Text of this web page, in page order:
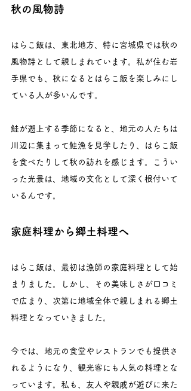
秋の風物詩
はらこ飯は、東北地方、特に宮城県では秋の
風物詩として親しまれています。私が住む岩
手県でも、秋になるとはらこ飯を楽しみにし
ている人が多いんです。
鮭が遡上する季節になると、地元の人たちは
川辺に集まって鮭漁を見学したり、はらこ飯
を食べたりして秋の訪れを感じます。こうい
った光景は、地域の文化として深く根付いて
いるんです。
家庭料理から郷土料理へ
はらこ飯は、最初は漁師の家庭料理として始
まりました。しかし、その美味しさが口コミ
で広まり、次第に地域全体で親しまれる郷土
料理となっていきました。
今では、地元の食堂やレストランでも提供さ
れるようになり、観光客にも人気の料理とな
っています。私も、友人や親戚が遊びに来た